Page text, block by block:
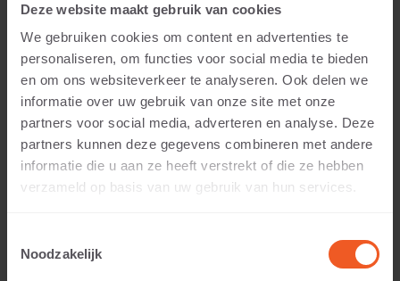
Deze website maakt gebruik van cookies
We gebruiken cookies om content en advertenties te
personaliseren, om functies voor social media te bieden
en om ons websiteverkeer te analyseren. Ook delen we
informatie over uw gebruik van onze site met onze
partners voor social media, adverteren en analyse. Deze
partners kunnen deze gegevens combineren met andere
informatie die u aan ze heeft verstrekt of die ze hebben
verzameld op basis van uw gebruik van hun services.
Noodzakelijk
40 CM DIKTE